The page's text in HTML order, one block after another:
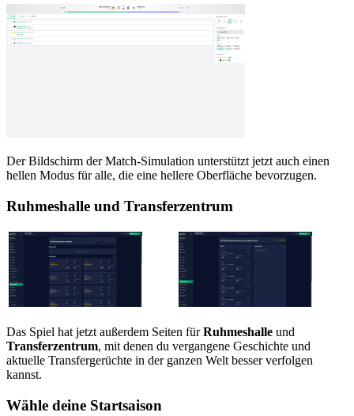
Der Bildschirm der Match-Simulation unterstützt jetzt auch einen
hellen Modus für alle, die eine hellere Oberfläche bevorzugen.
Ruhmeshalle und Transferzentrum
Das Spiel hat jetzt außerdem Seiten fürRuhmeshalle und
Transferzentrum, mit denen du vergangene Geschichte und
aktuelle Transfergerüchte in der ganzen Welt besser verfolgen
kannst.
Wähle deine Startsaison